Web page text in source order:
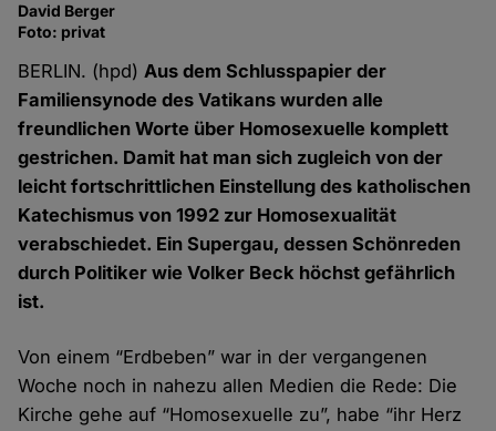
David Berger
Foto: privat
BERLIN. (hpd)Aus dem Schlusspapier der
Familiensynode des Vatikans wurden alle
freundlichen Worte über Homosexuelle komplett
gestrichen. Damit hat man sich zugleich von der
leicht fortschrittlichen Einstellung des katholischen
Katechismus von 1992 zur Homosexualität
verabschiedet. Ein Supergau, dessen Schönreden
durch Politiker wie Volker Beck höchst gefährlich
ist.
Von einem “Erdbeben” war in der vergangenen
Woche noch in nahezu allen Medien die Rede: Die
Kirche gehe auf “Homosexuelle zu”, habe “ihr Herz